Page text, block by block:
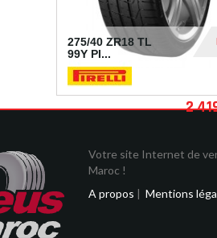
275/40 ZR18 TL
99Y PI...
2
Votre site Internet de
Maroc !
A propos | Mentions